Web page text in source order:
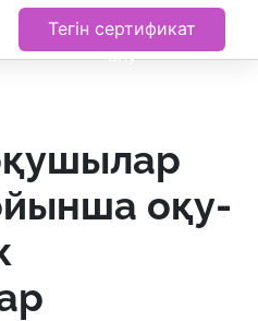
Тегін сертификат
алу
оқу-